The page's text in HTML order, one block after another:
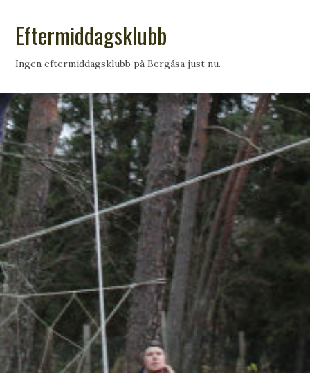
Eftermiddagsklubb
Ingen eftermiddagsklubb på Bergåsa just nu.